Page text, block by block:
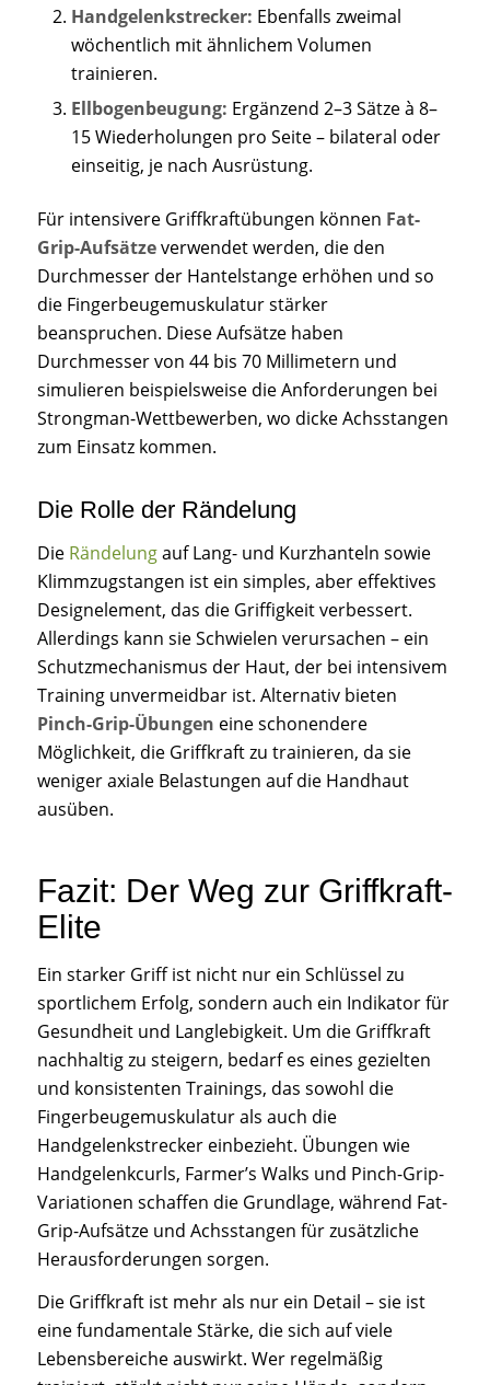
Handgelenkstrecker: Ebenfalls zweimal
wöchentlich mit ähnlichem Volumen
trainieren.
Ellbogenbeugung: Ergänzend 2–3 Sätze à 8–
15 Wiederholungen pro Seite – bilateral oder
einseitig, je nach Ausrüstung.
Für intensivere Griffkraftübungen können Fat-
Grip-Aufsätzeverwendet werden, die den
Durchmesser der Hantelstange erhöhen und so
die Fingerbeugemuskulatur stärker
beanspruchen. Diese Aufsätze haben
Durchmesser von 44 bis 70 Millimetern und
simulieren beispielsweise die Anforderungen bei
Strongman-Wettbewerben, wo dicke Achsstangen
zum Einsatz kommen.
Die Rolle der Rändelung
Die Rändelungauf Lang- und Kurzhanteln sowie
Klimmzugstangen ist ein simples, aber effektives
Designelement, das die Griffigkeit verbessert.
Allerdings kann sie Schwielen verursachen – ein
Schutzmechanismus der Haut, der bei intensivem
Training unvermeidbar ist. Alternativ bieten
Pinch-Grip-Übungen eine schonendere
Möglichkeit, die Griffkraft zu trainieren, da sie
weniger axiale Belastungen auf die Handhaut
ausüben.
Fazit: Der Weg zur Griffkraft-
Elite
Ein starker Griff ist nicht nur ein Schlüssel zu
sportlichem Erfolg, sondern auch ein Indikator für
Gesundheit und Langlebigkeit. Um die Griffkraft
nachhaltig zu steigern, bedarf es eines gezielten
und konsistenten Trainings, das sowohl die
Fingerbeugemuskulatur als auch die
Handgelenkstrecker einbezieht. Übungen wie
Handgelenkcurls, Farmer’s Walks und Pinch-Grip-
Variationen schaffen die Grundlage, während Fat-
Grip-Aufsätze und Achsstangen für zusätzliche
Herausforderungen sorgen.
Die Griffkraft ist mehr als nur ein Detail – sie ist
eine fundamentale Stärke, die sich auf viele
Lebensbereiche auswirkt. Wer regelmäßig